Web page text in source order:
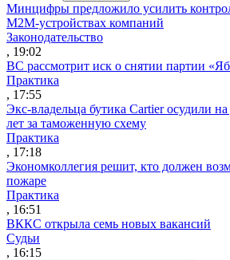
Минцифры предложило усилить
M2M-устройствах компаний
Законодательство
, 19:02
ВС рассмотрит иск о снятии партии
Практика
, 17:55
Экс-владельца бутика Cartier осудили
лет за таможенную схему
Практика
, 17:18
Экономколлегия решит, кто должен
пожаре
Практика
, 16:51
ВККС открыла семь новых вакансий
Судьи
, 16:15